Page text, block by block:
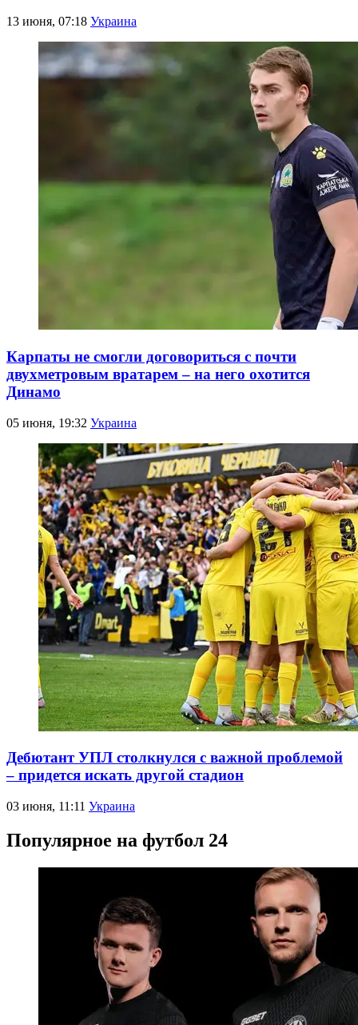
13 июня, 07:18 Украина
Карпаты не смогли договориться с почти
двухметровым вратарем – на него охотится
Динамо
05 июня, 19:32 Украина
Дебютант УПЛ столкнулся с важной проблемой
– придется искать другой стадион
03 июня, 11:11 Украина
Популярное на футбол 24